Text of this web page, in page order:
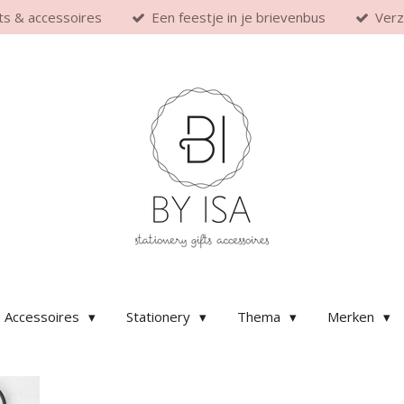
& accessoires Een feestje in je brievenbus
Accessoires Stationery Thema Merken